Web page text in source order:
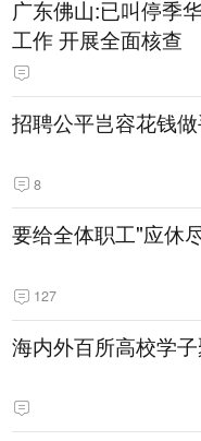
广东佛山:已叫停季
工作 开展全面核查
招聘公平岂容花钱
8
要给全体职工"应休
127
海内外百所高校学